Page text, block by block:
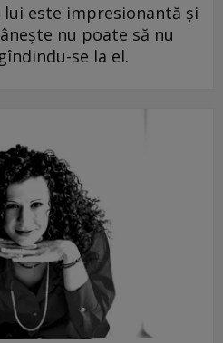
este impresionantă și
nu poate să nu
se la el.